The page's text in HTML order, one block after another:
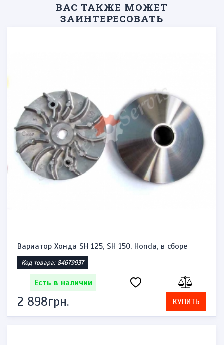
ВАС ТАКЖЕ МОЖЕТ
ЗАИНТЕРЕСОВАТЬ
Вариатор Хонда SH 125, SH 150, Honda, в сборе
Код товара: 84679937
Есть в наличии
2 898грн. КУПИТЬ